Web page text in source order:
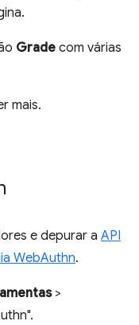
Grade com várias
mais.
e depurar a API
WebAuthn.
>